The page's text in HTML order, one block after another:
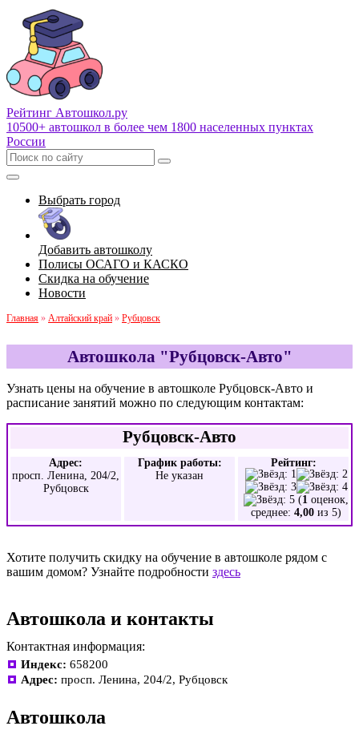
Рейтинг Автошкол.ру
10500+ автошкол в более чем 1800 населенных пунктах
России
Выбрать город
Добавить автошколу
Полисы ОСАГО и КАСКО
Скидка на обучение
Новости
Главная » Алтайский край » Рубцовск
Автошкола "Рубцовск-Авто"
Узнать цены на обучение в автошколе Рубцовск-Авто и
расписание занятий можно по следующим контактам:
Рубцовск-Авто
Адрес:
просп. Ленина, 204/2,
Рубцовск
График работы:
Не указан
Рейтинг:
(1 оценок,
среднее: 4,00 из 5)
Хотите получить скидку на обучение в автошколе рядом с
вашим домом? Узнайте подробности здесь
Автошкола и контакты
Контактная информация:
Индекс: 658200
Адрес: просп. Ленина, 204/2, Рубцовск
Автошкола